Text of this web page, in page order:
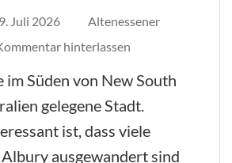
Juli 2026
Altenessener
hinterlassen
Süden von New South
gelegene Stadt.
ist, dass viele
ausgewandert sind